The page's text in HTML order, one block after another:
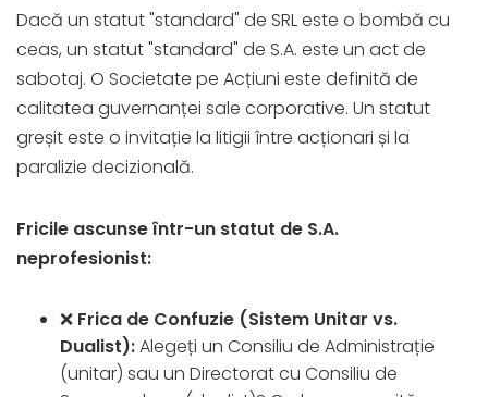
Dacă un statut "standard" de SRL este o bombă cu
ceas, un statut "standard" de S.A. este un act de
sabotaj. O Societate pe Acțiuni este definită de
calitatea guvernanței sale corporative. Un statut
greșit este o invitație la litigii între acționari și la
paralizie decizională.
Fricile ascunse într-un statut de S.A.
neprofesionist:
❌ Frica de Confuzie (Sistem Unitar vs.
Dualist):Alegeți un Consiliu de Administrație
(unitar) sau un Directorat cu Consiliu de